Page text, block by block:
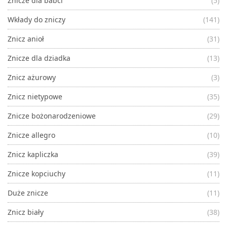
Wkłady do zniczy
(141)
Znicz anioł
(31)
Znicze dla dziadka
(13)
Znicz ażurowy
(3)
Znicz nietypowe
(35)
Znicze bożonarodzeniowe
(29)
Znicze allegro
(10)
Znicz kapliczka
(39)
Znicze kopciuchy
(11)
Duże znicze
(11)
Znicz biały
(38)